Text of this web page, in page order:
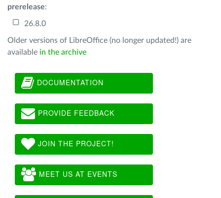
prerelease:
26.8.0
Older versions of LibreOffice (no longer updated!) are
available in the archive
DOCUMENTATION
PROVIDE FEEDBACK
JOIN THE PROJECT!
MEET US AT EVENTS